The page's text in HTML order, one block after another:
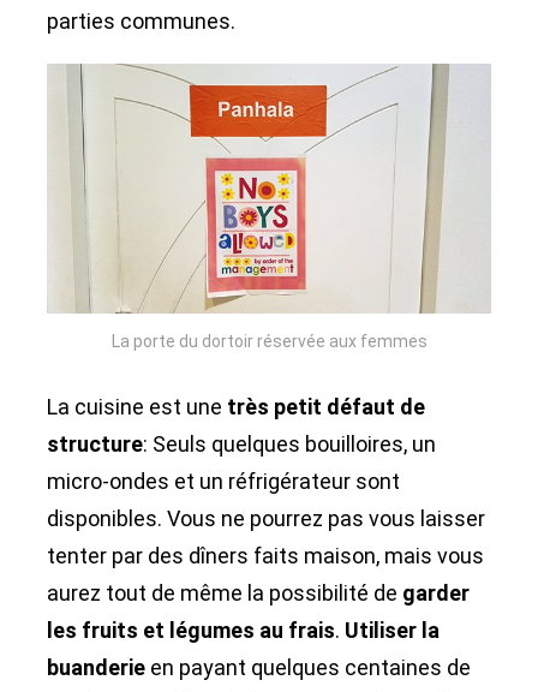
parties communes.
La porte du dortoir réservée aux femmes
La cuisine est une très petit défaut de
structure: Seuls quelques bouilloires, un
micro-ondes et un réfrigérateur sont
disponibles. Vous ne pourrez pas vous laisser
tenter par des dîners faits maison, mais vous
aurez tout de même la possibilité de garder
les fruits et légumes au frais. Utiliser la
buanderie en payant quelques centaines de